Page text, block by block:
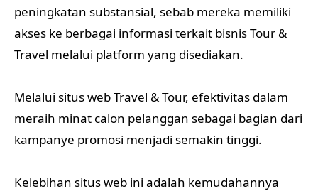
peningkatan substansial, sebab mereka memiliki
akses ke berbagai informasi terkait bisnis Tour &
Travel melalui platform yang disediakan.
Melalui situs web Travel & Tour, efektivitas dalam
meraih minat calon pelanggan sebagai bagian dari
kampanye promosi menjadi semakin tinggi.
Kelebihan situs web ini adalah kemudahannya